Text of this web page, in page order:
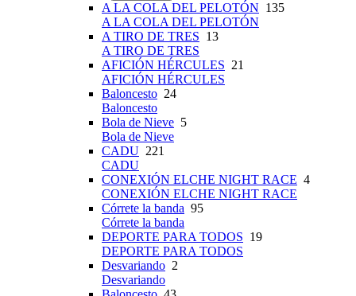
A LA COLA DEL PELOTÓN 135
A LA COLA DEL PELOTÓN
A TIRO DE TRES 13
A TIRO DE TRES
AFICIÓN HÉRCULES 21
AFICIÓN HÉRCULES
Baloncesto 24
Baloncesto
Bola de Nieve 5
Bola de Nieve
CADU 221
CADU
CONEXIÓN ELCHE NIGHT RACE 4
CONEXIÓN ELCHE NIGHT RACE
Córrete la banda 95
Córrete la banda
DEPORTE PARA TODOS 19
DEPORTE PARA TODOS
Desvariando 2
Desvariando